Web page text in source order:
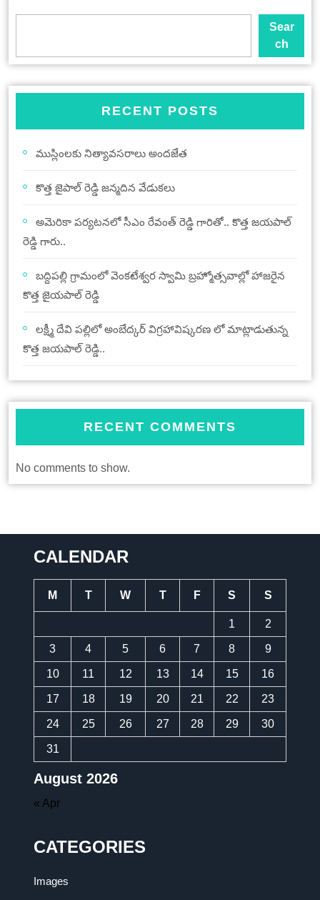
Sear
ch
RECENT POSTS
ముస్లింలకు నిత్యావసరాలు అందజేత
కొత్త జైపాల్ రెడ్డి జన్మదిన వేడుకలు
అమెరికా పర్యటనలో సీఎం రేవంత్ రెడ్డి గారితో.. కొత్త జయపాల్
రెడ్డి గారు..
బద్దిపల్లి గ్రామంలో వెంకటేశ్వర స్వామి బ్రహ్మోత్సవాల్లో హాజరైన
కొత్త జైయపాల్ రెడ్డి
లక్ష్మీ దేవి పల్లిలో అంబేద్కర్ విగ్రహావిష్కరణ లో మాట్లాడుతున్న
కొత్త జయపాల్ రెడ్డి..
RECENT COMMENTS
No comments to show.
CALENDAR
August 2026
M T W T F S S
1 2
3 4 5 6 7 8 9
10 11 12 13 14 15 16
17 18 19 20 21 22 23
24 25 26 27 28 29 30
31
« Apr
CATEGORIES
Images